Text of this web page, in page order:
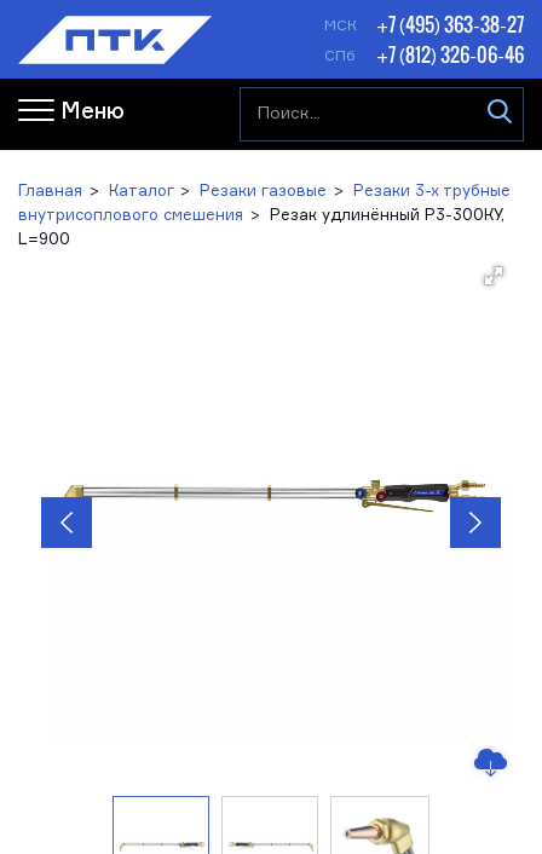
МСК +7 (495) 363-38-27
СПб +7 (812) 326-06-46
Меню
Главная Каталог Резаки газовые
Резаки 3-х трубные
внутрисоплового смешения
Резак удлинённый Р3-300КУ,
L=900